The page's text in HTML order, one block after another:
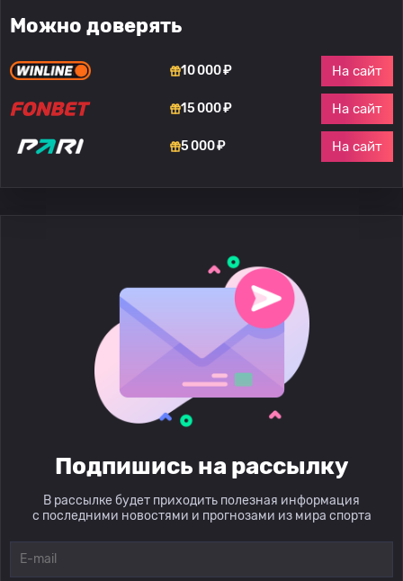
Можно доверять
10 000 ₽ На сайт
15 000 ₽ На сайт
5 000 ₽ На сайт
Подпишись на рассылку
В рассылке будет приходить полезная информация
с последними новостями и прогнозами из мира спорта